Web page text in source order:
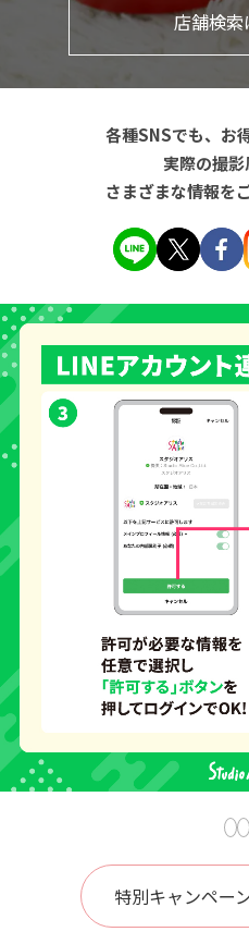
店舗検
各種SNSでも、お
実際の撮影
さまざまな情報を
特別キャンペー